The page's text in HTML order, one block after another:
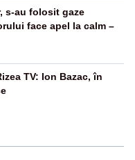
s-au folosit gaze
face apel la calm –
TV: Ion Bazac, în